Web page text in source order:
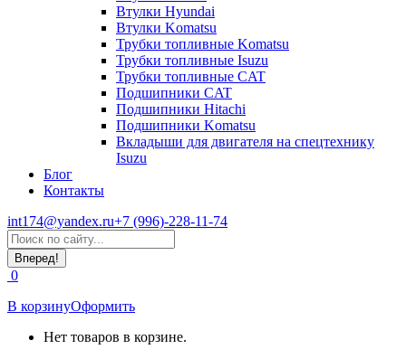
Втулки Hyundai
Втулки Komatsu
Трубки топливные Komatsu
Трубки топливные Isuzu
Трубки топливные CAT
Подшипники CAT
Подшипники Hitachi
Подшипники Komatsu
Вкладыши для двигателя на спецтехнику
Isuzu
Блог
Контакты
int174@yandex.ru+7 (996)-228-11-74
Страница
WhatsApp
открывается
в
новом
окне
Поиск:
0
В корзинуОформить
Нет товаров в корзине.